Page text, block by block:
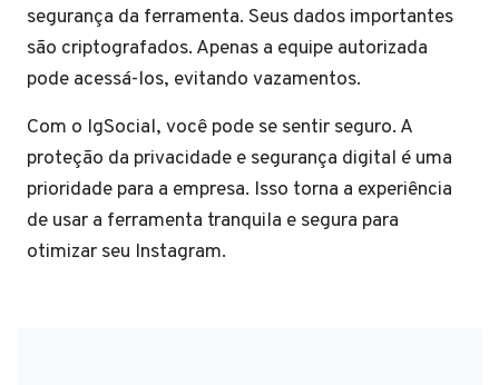
segurança da ferramenta. Seus dados importantes
são criptografados. Apenas a equipe autorizada
pode acessá-los, evitando vazamentos.
Com o IgSocial, você pode se sentir seguro. A
proteção da privacidade e segurança digital é uma
prioridade para a empresa. Isso torna a experiência
de usar a ferramenta tranquila e segura para
otimizar seu Instagram.